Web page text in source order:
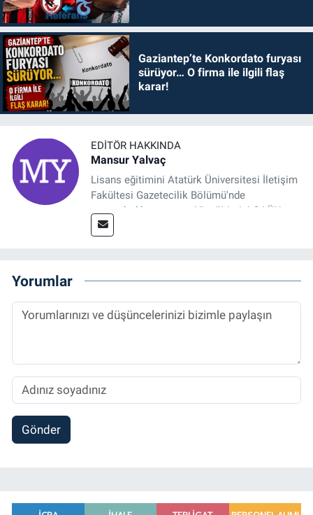
Gaziantep’te Konkordato furyası
sürüyor… O firma ile ilgili flaş
karar!
EDITÖR HAKKINDA
Mansur Yalvaç
Lisans eğitimini Atatürk Üniversitesi İletişim
Fakültesi Gazetecilik Bölümü'nde
tamamladıktan sonra, YL eğitimini GAÜN
Sosyal Bilimler Enstitüsü'nde İletişim ve T. D.
Spor, Sağlık ve Ekonomi Editörü olarak
sürdürmektedir.
Yorumlar
Gönder